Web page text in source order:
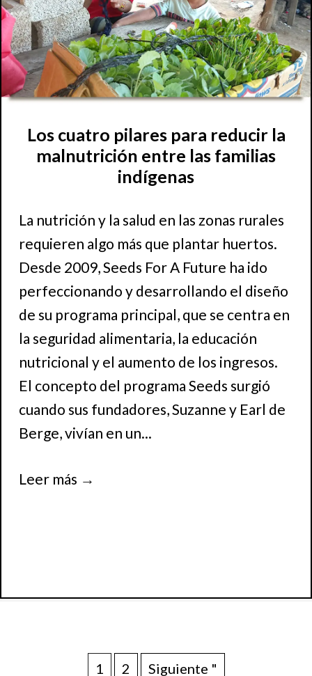
Los cuatro pilares para reducir la
malnutrición entre las familias
indígenas
La nutrición y la salud en las zonas rurales
requieren algo más que plantar huertos.
Desde 2009, Seeds For A Future ha ido
perfeccionando y desarrollando el diseño
de su programa principal, que se centra en
la seguridad alimentaria, la educación
nutricional y el aumento de los ingresos.
El concepto del programa Seeds surgió
cuando sus fundadores, Suzanne y Earl de
Berge, vivían en un...
Leer más →
1 2 Siguiente "